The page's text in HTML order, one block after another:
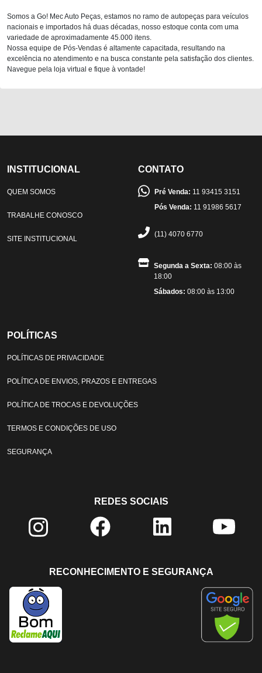
Somos a Go! Mec Auto Peças, estamos no ramo de autopeças para veículos
nacionais e importados há duas décadas, nosso estoque conta com uma
variedade de aproximadamente 45.000 itens.
Nossa equipe de Pós-Vendas é altamente capacitada, resultando na
excelência no atendimento e na busca constante pela satisfação dos clientes.
Navegue pela loja virtual e fique à vontade!
INSTITUCIONAL
QUEM SOMOS
TRABALHE CONOSCO
SITE INSTITUCIONAL
CONTATO
Pré Venda: 11 93415 3151
Pós Venda: 11 91986 5617
(11) 4070 6770
Segunda a Sexta: 08:00 às
18:00
Sábados: 08:00 às 13:00
POLÍTICAS
POLÍTICAS DE PRIVACIDADE
POLÍTICA DE ENVIOS, PRAZOS E ENTREGAS
POLÍTICA DE TROCAS E DEVOLUÇÕES
TERMOS E CONDIÇÕES DE USO
SEGURANÇA
REDES SOCIAIS
RECONHECIMENTO E SEGURANÇA